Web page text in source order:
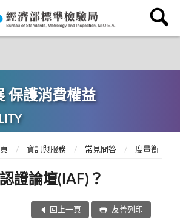
保護消費權益
資訊與服務 常見問答 度量衡
證論壇(IAF)？
回上一頁 友善列印